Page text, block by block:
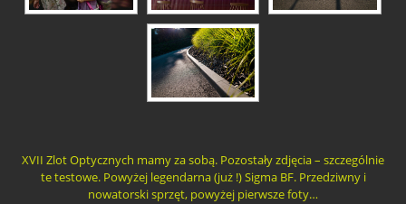
XVII Zlot Optycznych mamy za sobą. Pozostały zdjęcia – szczególnie
te testowe. Powyżej legendarna (już !) Sigma BF. Przedziwny i
nowatorski sprzęt, powyżej pierwsze foty…